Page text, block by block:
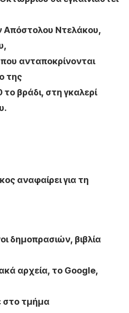
Απόστολου Ντελάκου,
ανταποκρίνονται
της
βράδι, στη γκαλερί
αναφαίρει για τη
δημοπρασιών, βιβλία
αρχεία, το Google,
στο τμήμα